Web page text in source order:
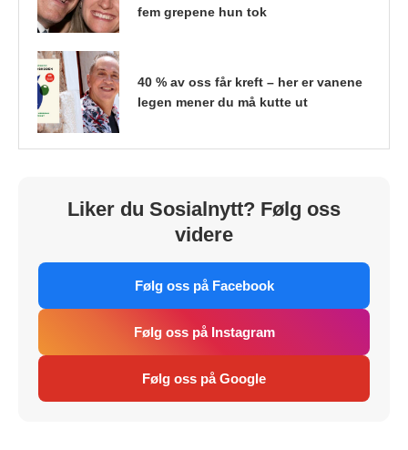
fem grepene hun tok
40 % av oss får kreft – her er vanene
legen mener du må kutte ut
Liker du Sosialnytt? Følg oss
videre
Følg oss på Facebook
Følg oss på Instagram
Følg oss på Google